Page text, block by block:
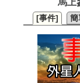
[事件] 簡